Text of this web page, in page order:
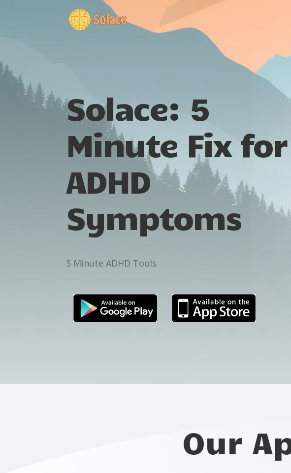
Solace: 5
Minute Fix for
ADHD
Symptoms
5 Minute ADHD Tools
Our